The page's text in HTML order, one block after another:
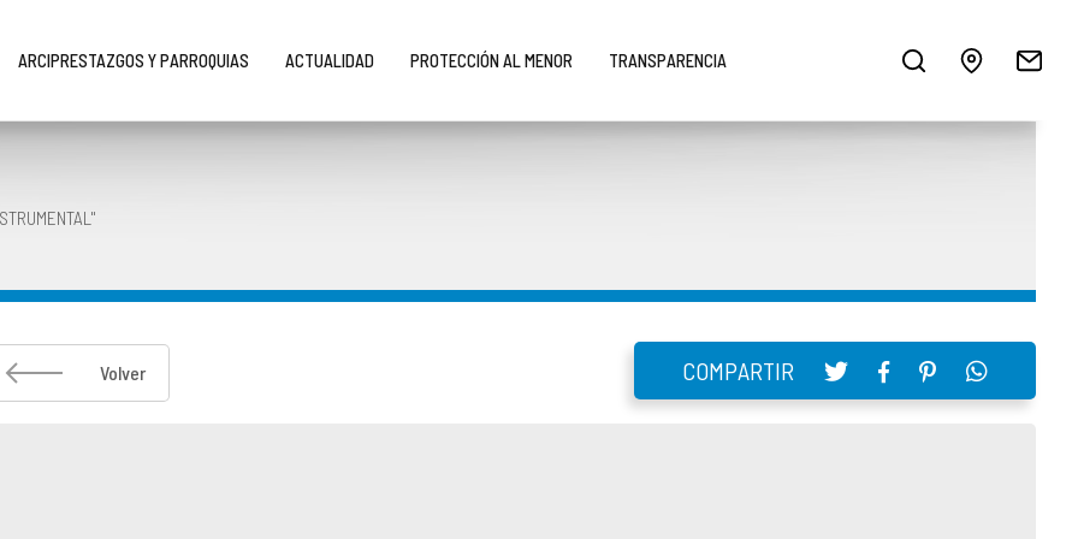
ARCIPRESTAZGOS Y PARROQUIAS ACTUALIDAD PROTECCIÓN AL MENOR TRANSPARENCIA
COMPARTIR
Volver